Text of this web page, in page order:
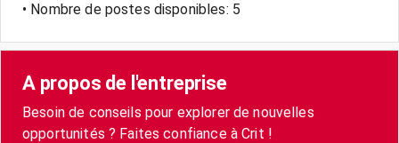
• Nombre de postes disponibles: 5
A propos de l'entreprise
Besoin de conseils pour explorer de nouvelles
opportunités ? Faites confiance à Crit !